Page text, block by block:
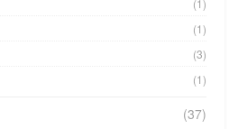
(1)
(1)
(3)
(1)
(37)